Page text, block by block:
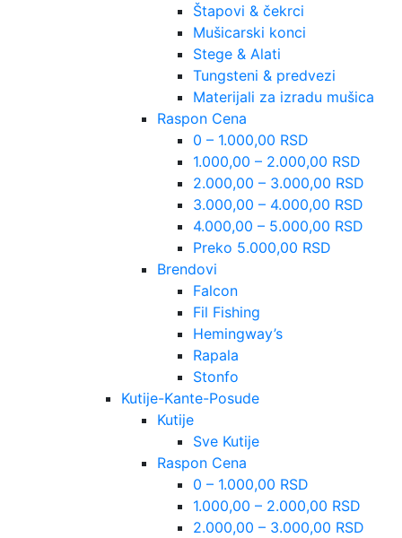
Štapovi & čekrci
Mušicarski konci
Stege & Alati
Tungsteni & predvezi
Materijali za izradu mušica
Raspon Cena
0 – 1.000,00 RSD
1.000,00 – 2.000,00 RSD
2.000,00 – 3.000,00 RSD
3.000,00 – 4.000,00 RSD
4.000,00 – 5.000,00 RSD
Preko 5.000,00 RSD
Brendovi
Falcon
Fil Fishing
Hemingway’s
Rapala
Stonfo
Kutije-Kante-Posude
Kutije
Sve Kutije
Raspon Cena
0 – 1.000,00 RSD
1.000,00 – 2.000,00 RSD
2.000,00 – 3.000,00 RSD